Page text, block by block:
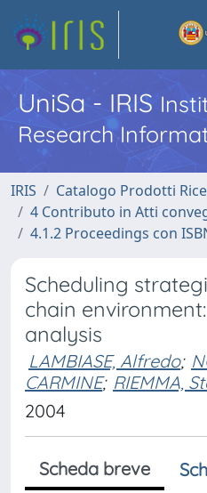
UniSa - IRIS
Research
IRIS
Catalogo Prodotti
4 Contributo in Atti
4.1.2 Proceedings con
Scheduling
chain
analysis
LAMBIASE, Alfredo;
CARMINE; RIEMMA,
2004
Scheda breve